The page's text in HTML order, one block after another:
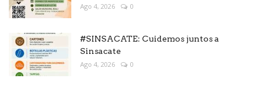
Ago 4, 2026 0
#SINSACATE: Cuidemos juntos a
Sinsacate
Ago 4, 2026 0